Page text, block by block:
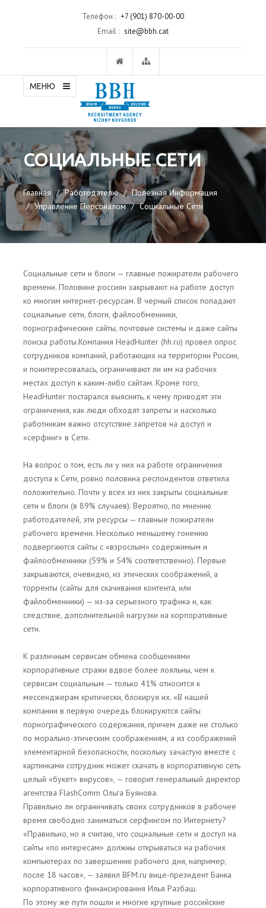
Телефон : +7 (901) 870-00-00
Email : site@bbh.cat
МЕНЮ
СОЦИАЛЬНЫЕ СЕТИ
Главная Работодателю
Полезная Информация
Управление Персоналом
Социальные Сети
Социальные сети и блоги — главные пожиратели рабочего
времени. Половине россиян закрывают на работе доступ
ко многим интернет-ресурсам. В черный список попадают
социальные сети, блоги, файлообменники,
порнографические сайты, почтовые системы и даже сайты
поиска работы.Компания HeadHunter (hh.ru) провел опрос
сотрудников компаний, работающих на территории России,
и поинтересовалась, ограничивают ли им на рабочих
местах доступ к каким-либо сайтам. Кроме того,
HeadHunter постарался выяснить, к чему приводят эти
ограничения, как люди обходят запреты и насколько
работникам важно отсутствие запретов на доступ и
«серфинг» в Сети.
На вопрос о том, есть ли у них на работе ограничения
доступа к Сети, ровно половина респондентов ответила
положительно. Почти у всех из них закрыты социальные
сети и блоги (в 89% случаев). Вероятно, по мнению
работодателей, эти ресурсы — главные пожиратели
рабочего времени. Несколько меньшему гонению
подвергаются сайты с «взрослым» содержимым и
файлообменники (59% и 54% соответственно). Первые
закрываются, очевидно, из этических соображений, а
торренты (сайты для скачивания контента, или
файлобменники) — из-за серьезного трафика и, как
следствие, дополнительной нагрузки на корпоративные
сети.
К различным сервисам обмена сообщениями
корпоративные стражи вдвое более лояльны, чем к
сервисам социальным — только 41% относится к
мессенджерам критически, блокируя их. «В нашей
компании в первую очередь блокируются сайты
порнографического содержания, причем даже не столько
по морально-этическим соображениям, а из соображений
элементарной безопасности, поскольку зачастую вместе с
картинками сотрудник может скачать в корпоративную сеть
целый «букет» вирусов», — говорит генеральный директор
агентства FlashComm Ольга Буянова.
Правильно ли ограничивать своих сотрудников в рабочее
время свободно заниматься серфингом по Интернету?
«Правильно, но я считаю, что социальные сети и доступ на
сайты «по интересам» должны открываться на рабочих
компьютерах по завершению рабочего дня, например,
после 18 часов», — заявил BFM.ru вице-президент Банка
корпоративного финансирования Илья Разбаш.
По этому же пути пошли и многие крупные российские